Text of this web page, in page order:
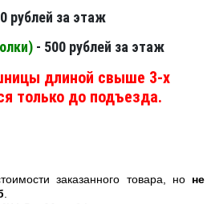
рублей за этаж
- 500 рублей за этаж
длиной свыше 3-х
только до подъезда.
заказанного товара, но не